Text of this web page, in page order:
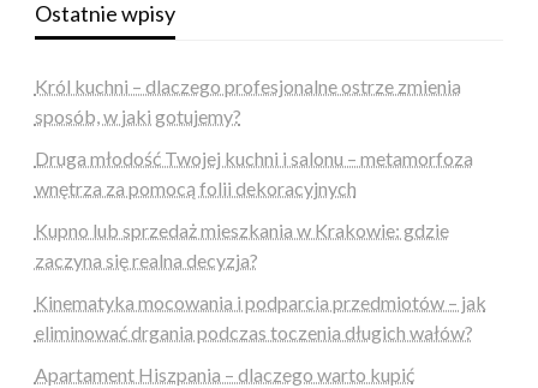
Ostatnie wpisy
Król kuchni – dlaczego profesjonalne ostrze zmienia
sposób, w jaki gotujemy?
Druga młodość Twojej kuchni i salonu – metamorfoza
wnętrza za pomocą folii dekoracyjnych
Kupno lub sprzedaż mieszkania w Krakowie: gdzie
zaczyna się realna decyzja?
Kinematyka mocowania i podparcia przedmiotów – jak
eliminować drgania podczas toczenia długich wałów?
Apartament Hiszpania – dlaczego warto kupić